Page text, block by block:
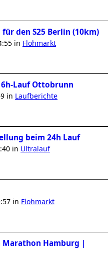
den S25 Berlin (10km)
in Flohmarkt
6h-Lauf Ottobrunn
in Laufberichte
beim 24h Lauf
in Ultralauf
in Flohmarkt
Marathon Hamburg |